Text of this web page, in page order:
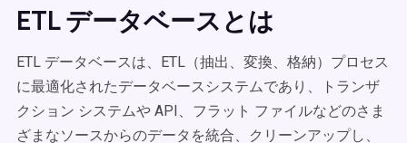
ETL データベースとは
ETL データベースは、ETL（抽出、変換、格納）プロセス
に最適化されたデータベースシステムであり、トランザ
クション システムや API、フラット ファイルなどのさま
ざまなソースからのデータを統合、クリーンアップし、